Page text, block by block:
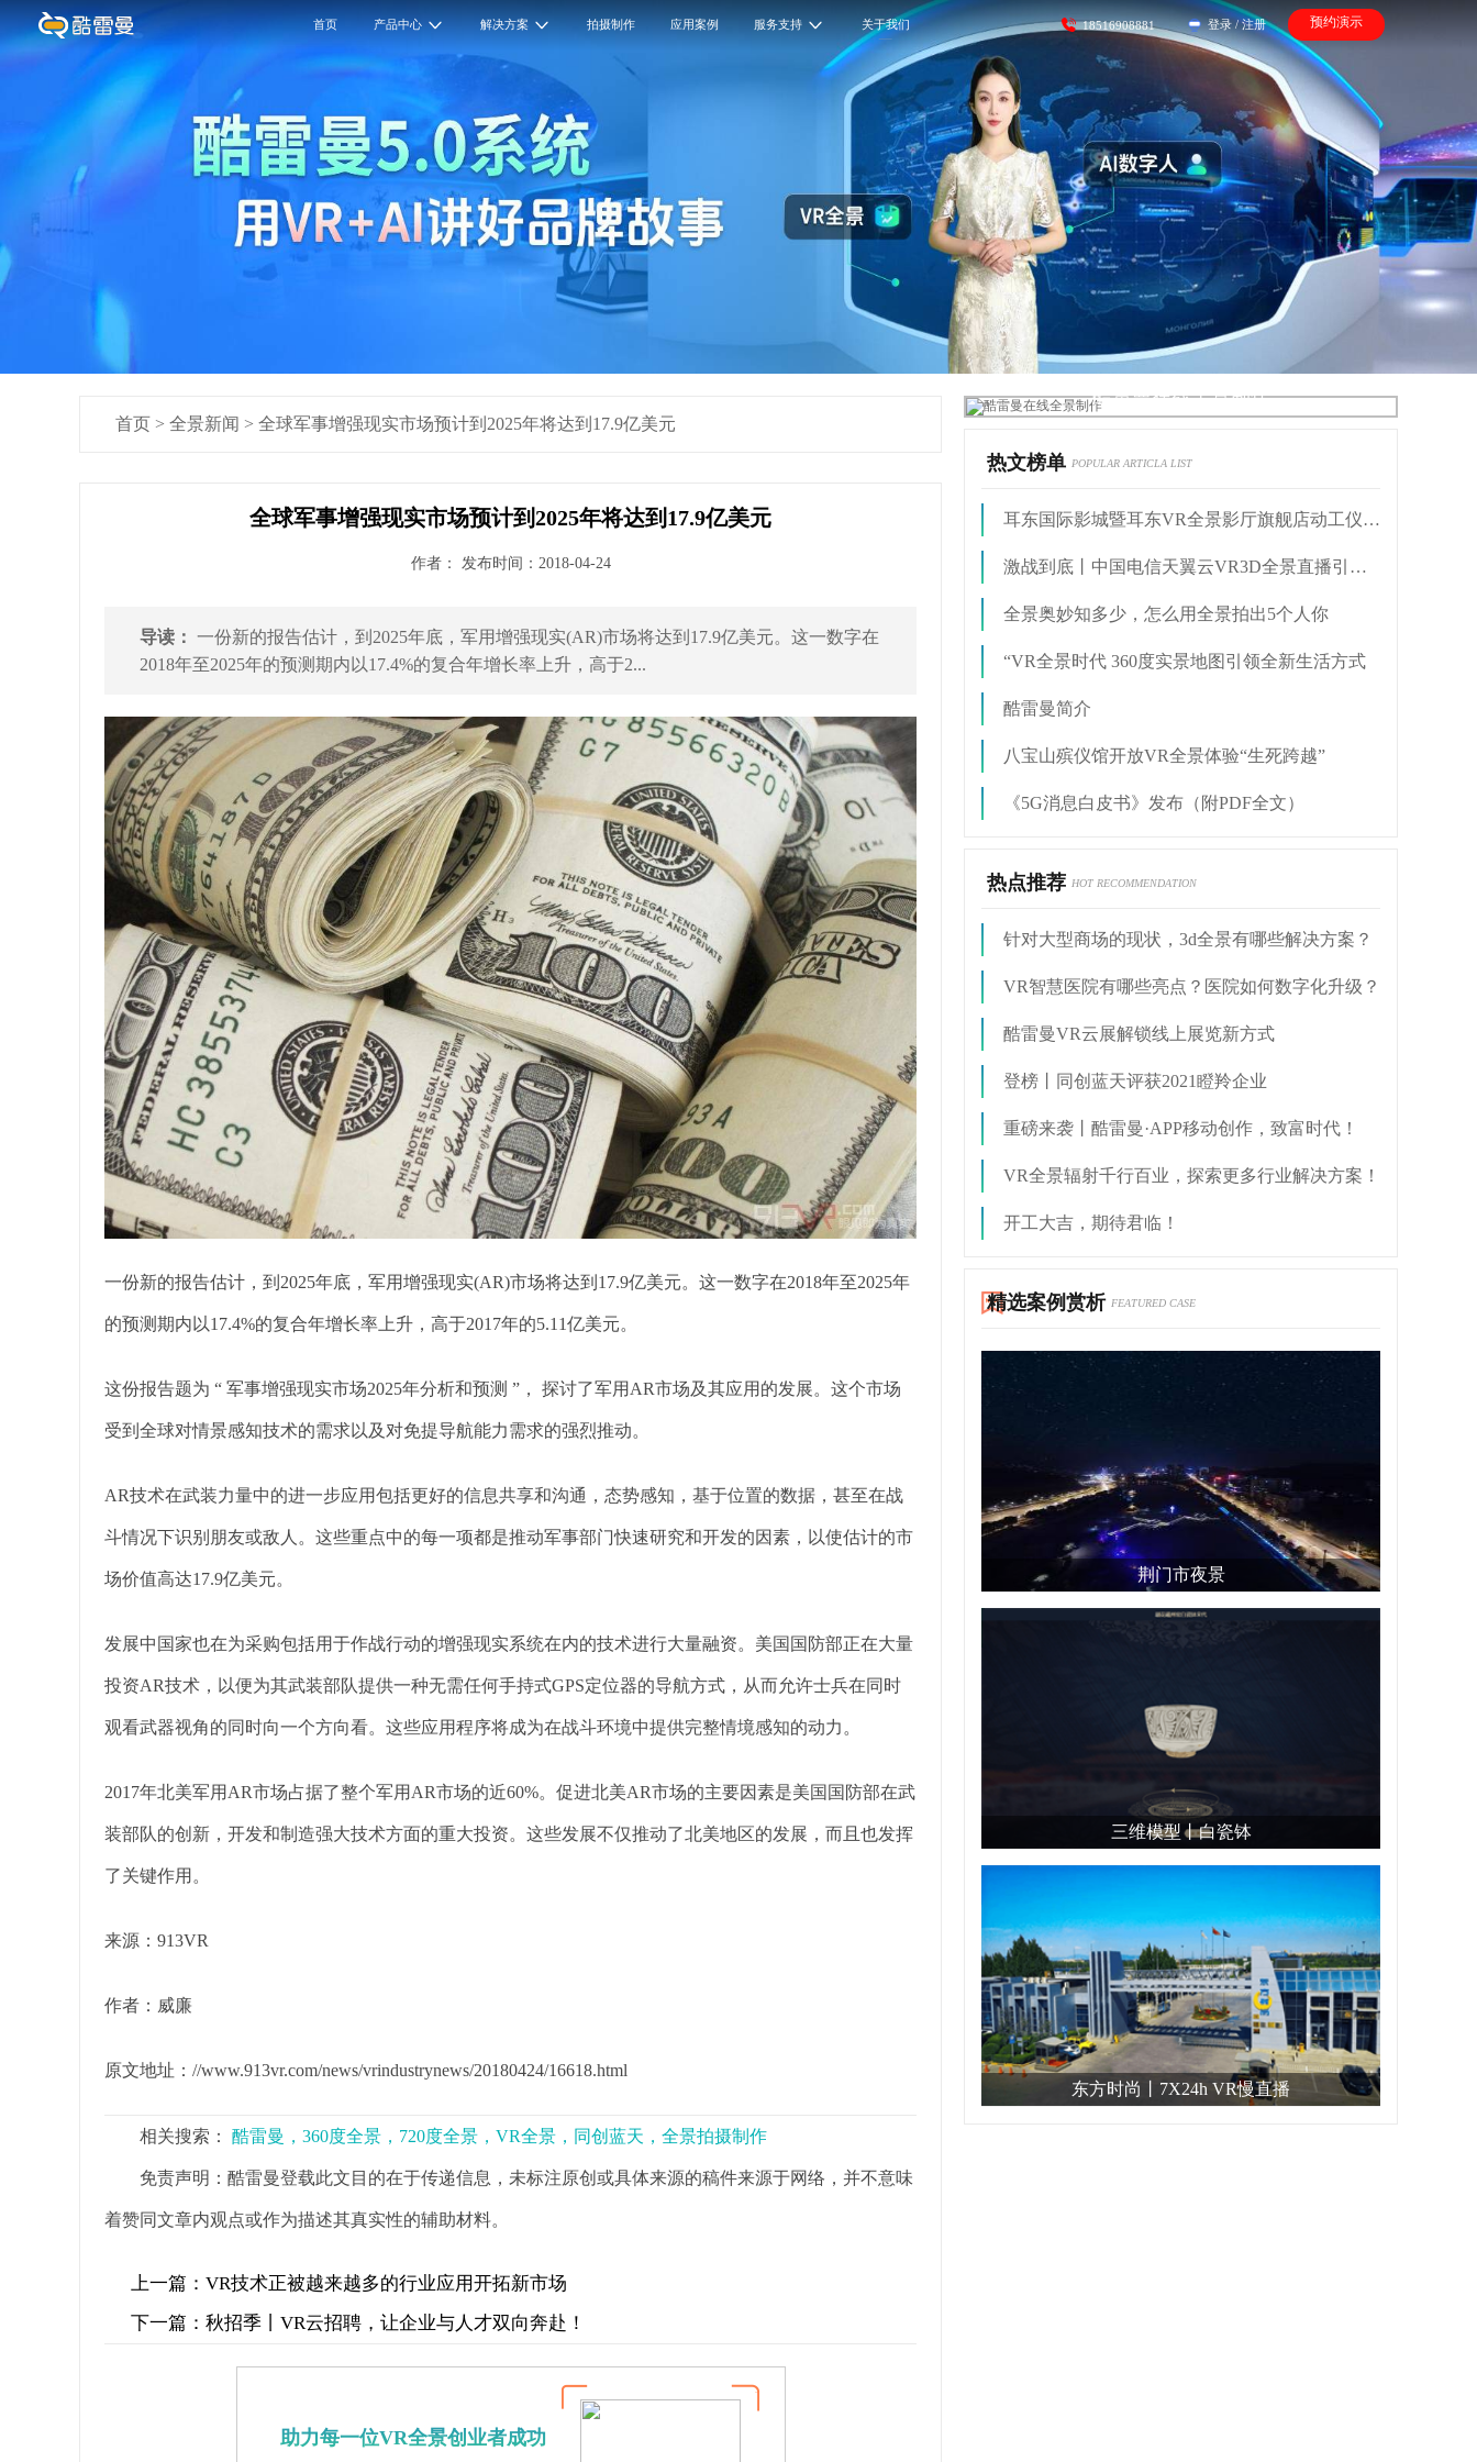
首页 产品中心 解决方案 拍摄制作 应用案例 服务支持 关于我们 18516908881 登录 / 注册 预约演示
首页 > 全景新闻 > 全球军事增强现实市场预计到2025年将达到17.9亿美元
全球军事增强现实市场预计到2025年将达到17.9亿美元
作者： 发布时间：2018-04-24
导读： 一份新的报告估计，到2025年底，军用增强现实(AR)市场将达到17.9亿美元。这一数字在
2018年至2025年的预测期内以17.4%的复合年增长率上升，高于2...
一份新的报告估计，到2025年底，军用增强现实(AR)市场将达到17.9亿美元。这一数字在2018年至2025年
的预测期内以17.4%的复合年增长率上升，高于2017年的5.11亿美元。
这份报告题为 “ 军事增强现实市场2025年分析和预测 ”， 探讨了军用AR市场及其应用的发展。这个市场
受到全球对情景感知技术的需求以及对免提导航能力需求的强烈推动。
AR技术在武装力量中的进一步应用包括更好的信息共享和沟通，态势感知，基于位置的数据，甚至在战
斗情况下识别朋友或敌人。这些重点中的每一项都是推动军事部门快速研究和开发的因素，以使估计的市
场价值高达17.9亿美元。
发展中国家也在为采购包括用于作战行动的增强现实系统在内的技术进行大量融资。美国国防部正在大量
投资AR技术，以便为其武装部队提供一种无需任何手持式GPS定位器的导航方式，从而允许士兵在同时
观看武器视角的同时向一个方向看。这些应用程序将成为在战斗环境中提供完整情境感知的动力。
2017年北美军用AR市场占据了整个军用AR市场的近60%。促进北美AR市场的主要因素是美国国防部在武
装部队的创新，开发和制造强大技术方面的重大投资。这些发展不仅推动了北美地区的发展，而且也发挥
了关键作用。
来源：913VR
作者：威廉
原文地址：//www.913vr.com/news/vrindustrynews/20180424/16618.html
相关搜索： 酷雷曼，360度全景，720度全景，VR全景，同创蓝天，全景拍摄制作
免责声明：酷雷曼登载此文目的在于传递信息，未标注原创或具体来源的稿件来源于网络，并不意味
着赞同文章内观点或作为描述其真实性的辅助材料。
上一篇： VR技术正被越来越多的行业应用开拓新市场
下一篇： 秋招季丨VR云招聘，让企业与人才双向奔赴！
助力每一位VR全景创业者成功
酷雷曼在线全景制作
热文榜单 POPULAR ARTICLA LIST
耳东国际影城暨耳东VR全景影厅旗舰店动工仪式盛大举行
激战到底丨中国电信天翼云VR3D全景直播引燃拳击热火
全景奥妙知多少，怎么用全景拍出5个人你
“VR全景时代 360度实景地图引领全新生活方式
酷雷曼简介
八宝山殡仪馆开放VR全景体验“生死跨越”
《5G消息白皮书》发布（附PDF全文）
热点推荐 HOT RECOMMENDATION
针对大型商场的现状，3d全景有哪些解决方案？
VR智慧医院有哪些亮点？医院如何数字化升级？
酷雷曼VR云展解锁线上展览新方式
登榜丨同创蓝天评获2021瞪羚企业
重磅来袭丨酷雷曼·APP移动创作，致富时代！
VR全景辐射千行百业，探索更多行业解决方案！
开工大吉，期待君临！
精选案例赏析 FEATURED CASE
荆门市夜景
三维模型丨白瓷钵
东方时尚丨7X24h VR慢直播